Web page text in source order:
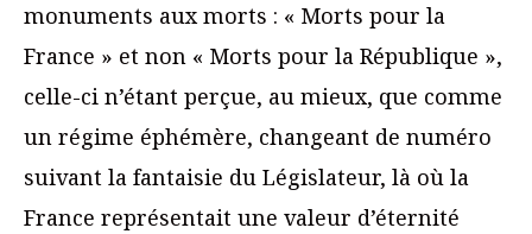
monuments aux morts : « Morts pour la
France » et non « Morts pour la République »,
celle-ci n’étant perçue, au mieux, que comme
un régime éphémère, changeant de numéro
suivant la fantaisie du Législateur, là où la
France représentait une valeur d’éternité